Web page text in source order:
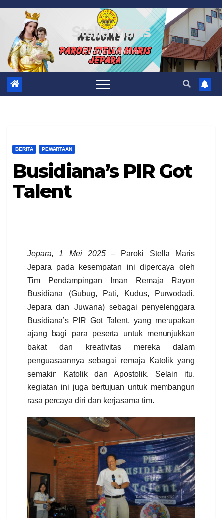
Skip
content
Stella Maris
Paroki Jepara
BERITA PEWARTAAN
Busidiana’s PIR Got
Talent
Jepara, 1 Mei 2025– Paroki Stella Maris
Jepara pada kesempatan ini dipercaya oleh
Tim Pendampingan Iman Remaja Rayon
Busidiana (Gubug, Pati, Kudus, Purwodadi,
Jepara dan Juwana) sebagai penyelenggara
Busidiana’s PIR Got Talent, yang merupakan
ajang bagi para peserta untuk menunjukkan
bakat dan kreativitas mereka dalam
penguasaannya sebagai remaja Katolik yang
semakin Katolik dan Apostolik. Selain itu,
kegiatan ini juga bertujuan untuk membangun
rasa percaya diri dan kerjasama tim.